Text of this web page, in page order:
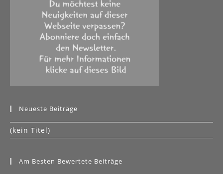
Neueste Beiträge
(kein Titel)
Am Besten Bewertete Beiträge
5 (6)
Aussichtsturm Rehdener Moor